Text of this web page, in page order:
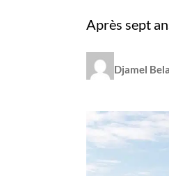
Après sept
Djamel